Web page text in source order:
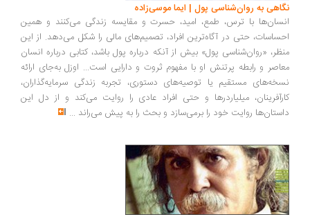
به روان‌شناسی پول | ایما موسی‌زاده
با ترس، طمع، امید، حسرت و مقایسه زندگی می‌کنند و همین
حتی در آگاه‌ترین افراد، تصمیم‌های مالی را شکل می‌دهد. از این
«روان‌شناسی پول» بیش از آنکه درباره پول باشد، کتابی درباره انسان
و رابطه پرتنش او با مفهوم ثروت و دارایی است... اوزل به‌جای ارائه
مستقیم یا توصیه‌های دستوری، تجربه زندگی سرمایه‌گذاران،
میلیاردرها و حتی افراد عادی را روایت می‌کند و از دل این
روایت خود را برمی‌سازد و بحث را به پیش می‌راند ...